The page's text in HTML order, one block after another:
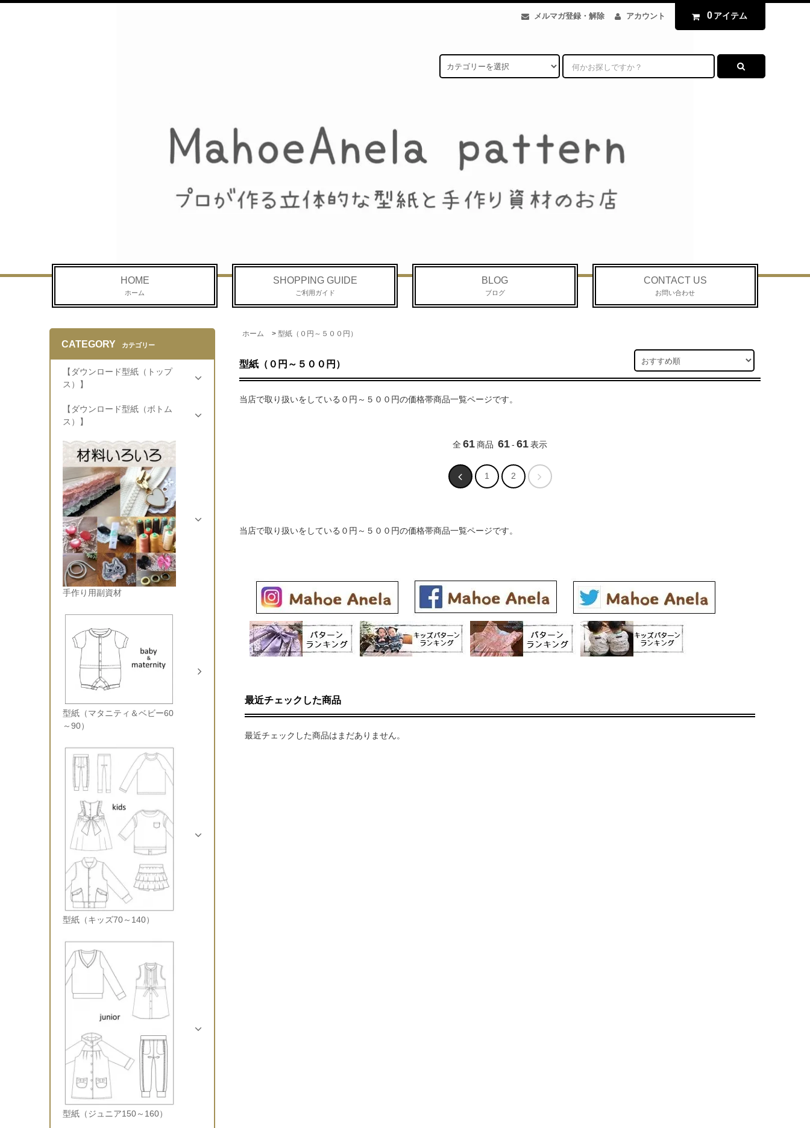
メルマガ登録・解除 アカウント 0 アイテム
HOME
ホーム
SHOPPING GUIDE
ご利用ガイド
BLOG
ブログ
CONTACT US
お問い合わせ
ホーム > 型紙（０円～５００円）
型紙（０円～５００円）
当店で取り扱いをしている０円～５００円の価格帯商品一覧ページです。
全61商品 61- 61表示
1 2
当店で取り扱いをしている０円～５００円の価格帯商品一覧ページです。
最近チェックした商品
最近チェックした商品はまだありません。
CATEGORY カテゴリー
【ダウンロード型紙（トップ
ス）】
【ダウンロード型紙（ボトム
ス）】
手作り用副資材
型紙（マタニティ＆ベビー60
～90）
型紙（キッズ70～140）
型紙（ジュニア150～160）